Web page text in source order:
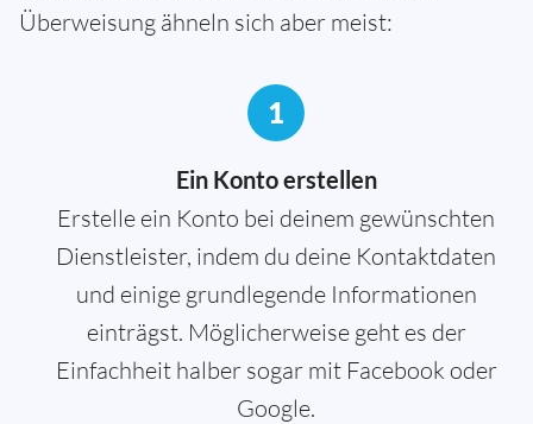
Überweisung ähneln sich aber meist:
1
Ein Konto erstellen
Erstelle ein Konto bei deinem gewünschten
Dienstleister, indem du deine Kontaktdaten
und einige grundlegende Informationen
einträgst. Möglicherweise geht es der
Einfachheit halber sogar mit Facebook oder
Google.